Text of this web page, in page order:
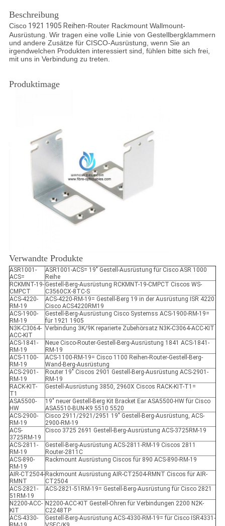
Beschreibung
Cisco1921 1905 Reihen-Router Rackmount Wallmount-
Ausrüstung. Wir tragen eine volle Linie von Gestellbergklammern
und andere Zusätze für CISCO-Ausrüstung, wenn Sie an
irgendwelchen Produkten interessiert sind, fühlen bitte sich frei,
mit uns in Verbindung zu treten.
Produktimage
Verwandte Produkte
ASR1001-
ACS=
ASR1001-ACS= 19" Gestell-Ausrüstung für Cisco ASR 1000
Reihe
RCKMNT-19-
CMPCT
Gestell-Berg-Ausrüstung RCKMNT-19-CMPCT Ciscos WS-
C3560CX-8TC-S
ACS-4220-
RM-19
ACS-4220-RM-19= Gestell-Berg 19 in der Ausrüstung ISR 4220
Cisco ACS4220RM19
ACS-1900-
RM-19
Gestell-Berg-Ausrüstung Cisco Systemss ACS-1900-RM-19=
für 1921 1905
N3K-C3064-
ACC-KIT
Verbindung 3K/9K reparierte Zubehörsatz N3K-C3064-ACC-KIT
ACS-1841-
RM-19
Neue Cisco-Router-Gestell-Berg-Ausrüstung 1841 ACS-1841-
RM-19
ACS-1100-
RM-19
ACS-1100-RM-19= Cisco 1100 Reihen-Router-Gestell-Berg-
Wand-Berg-Ausrüstung
ACS-2901-
RM-19
Router 19" Ciscos 2901 Gestell-Berg-Ausrüstung ACS-2901-
RM-19
RACK-KIT-
T1
Gestell-Ausrüstung 3850, 2960X Ciscos RACK-KIT-T1=
ASA5500-
HW
19" neuer Gestell-Berg Kit Bracket Ear ASA5500-HW für Cisco
ASA5510-BUN-K9 5510 5520
ACS-2900-
RM-19
Cisco 2911/2921/2951 19" Gestell-Berg-Ausrüstung, ACS-
2900-RM-19
ACS-
3725RM-19
Cisco 3725 2691 Gestell-Berg-Ausrüstung ACS-3725RM-19
ACS-2811-
RM-19
Gestell-Berg-Ausrüstung ACS-2811-RM-19 Ciscos 2811
Router-2811C
ACS-890-
RM-19
Rackmount Ausrüstung Ciscos für 890 ACS-890-RM-19
AIR-CT2504-
RMNT
Rackmount Ausrüstung AIR-CT2504-RMNT Ciscos für AIR-
CT2504
ACS-2821-
51RM-19
ACS-2821-51RM-19= Gestell-Berg-Ausrüstung für Cisco 2821
N2200-ACC-
KIT
N2200-ACC-KIT Gestell-Ohren für Verbindungen 2200 N2K-
C2248TP
ACS-4330-
Gestell-Berg-Ausrüstung ACS-4330-RM-19= für Cisco ISR4331-